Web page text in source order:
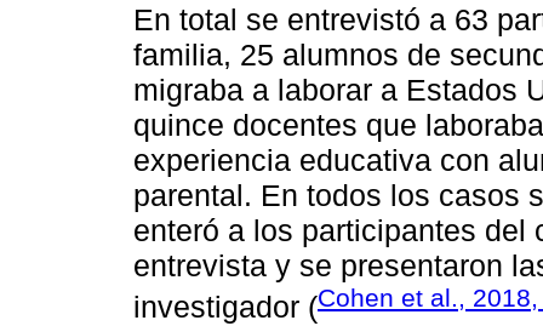
En total se entrevistó a 63
familia, 25 alumnos de
migraba a laborar a Estados
quince docentes que
experiencia educativa con
parental. En todos los casos
enteró a los participantes del
entrevista y se presentaron
investigador (Cohen et al., 2018,